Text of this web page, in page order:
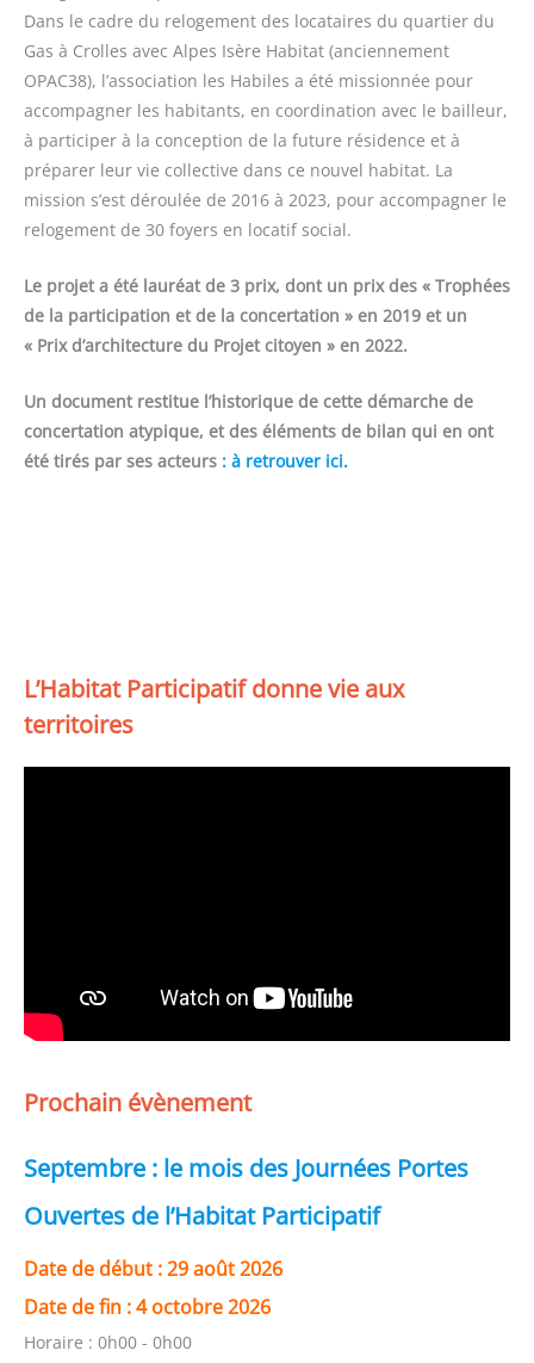
Dans le cadre du relogement des locataires du quartier du
Gas à Crolles avec Alpes Isère Habitat (anciennement
OPAC38), l’association les Habiles a été missionnée pour
accompagner les habitants, en coordination avec le bailleur,
à participer à la conception de la future résidence et à
préparer leur vie collective dans ce nouvel habitat. La
mission s’est déroulée de 2016 à 2023, pour accompagner le
relogement de 30 foyers en locatif social.
Le projet a été lauréat de 3 prix, dont un prix des « Trophées
de la participation et de la concertation » en 2019 et un
« Prix d’architecture du Projet citoyen » en 2022.
Un document restitue l’historique de cette démarche de
concertation atypique, et des éléments de bilan qui en ont
été tirés par ses acteurs : à retrouver ici.
L’Habitat Participatif donne vie aux
territoires
Prochain évènement
Septembre : le mois des Journées Portes
Ouvertes de l’Habitat Participatif
Date de début :29 août 2026
Date de fin :4 octobre 2026
Horaire : 0h00 - 0h00